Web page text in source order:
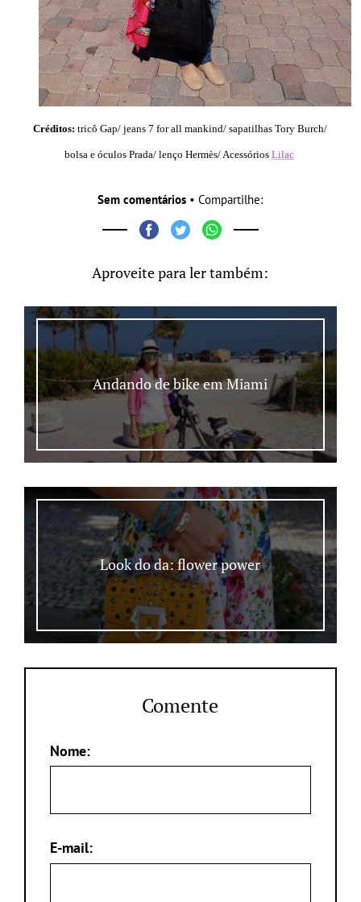
Créditos: tricô Gap/ jeans 7 for all mankind/ sapatilhas Tory Burch/
bolsa e óculos Prada/ lenço Hermès/ Acessórios Lilac
Sem comentários • Compartilhe:
Aproveite para ler também:
Andando de bike em Miami
Look do da: flower power
Comente
Nome:
E-mail: